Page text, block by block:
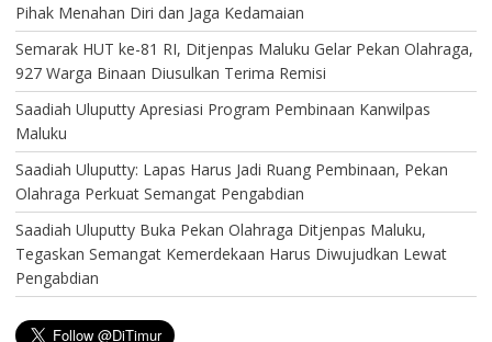
Pihak Menahan Diri dan Jaga Kedamaian
Semarak HUT ke-81 RI, Ditjenpas Maluku Gelar Pekan Olahraga,
927 Warga Binaan Diusulkan Terima Remisi
Saadiah Uluputty Apresiasi Program Pembinaan Kanwilpas
Maluku
Saadiah Uluputty: Lapas Harus Jadi Ruang Pembinaan, Pekan
Olahraga Perkuat Semangat Pengabdian
Saadiah Uluputty Buka Pekan Olahraga Ditjenpas Maluku,
Tegaskan Semangat Kemerdekaan Harus Diwujudkan Lewat
Pengabdian